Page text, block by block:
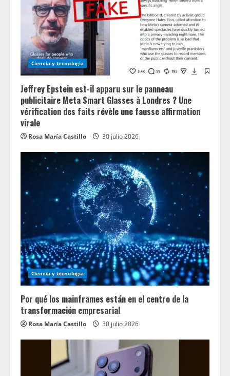
n
g Ciencia y tecnologia
Jeffrey Epstein est-il apparu sur le panneau
publicitaire Meta Smart Glasses à Londres ? Une
vérification des faits révèle une fausse affirmation
virale
Rosa María Castillo 30 julio 2026
Ciencia y tecnologia
Por qué los mainframes están en el centro de la
transformación empresarial
Rosa María Castillo 30 julio 2026